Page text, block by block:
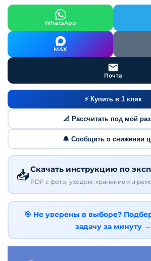
WhatsApp
MAX
Почта
⚡ Купить в 1 клик
📐 Рассчитать под мой
🔔 Сообщить о снижении
📥Скачать инструкцию по
PDF с фото, уходом, хранением и
🎯 Не уверены в выборе?
задачу за минуту →